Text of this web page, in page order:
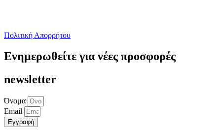
Πολιτική Απορρήτου
Ενημερωθείτε για νέες προσφορές
newsletter
Όνομα
Email
Εγγραφή